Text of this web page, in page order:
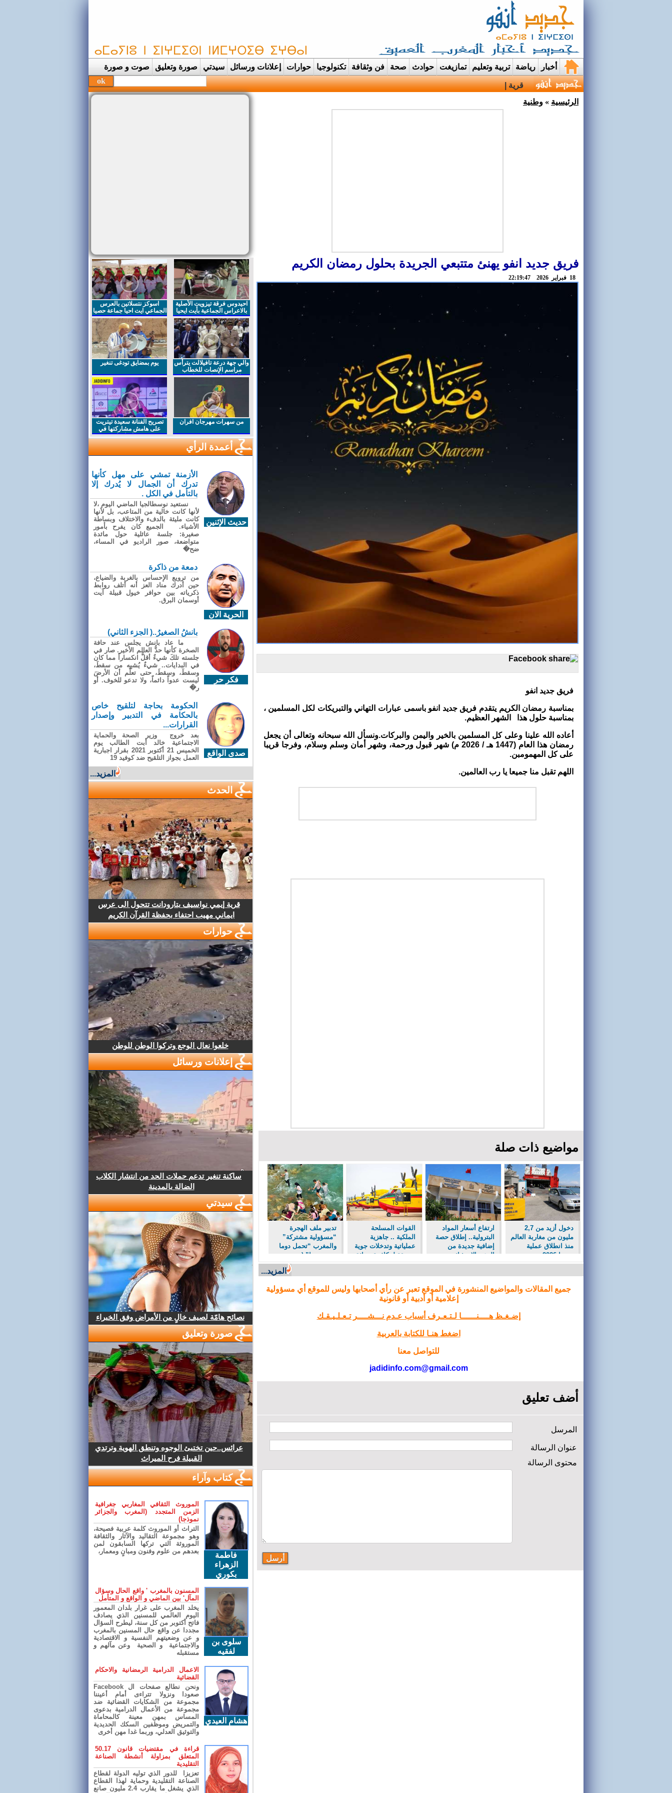
أخبار رياضة تربية وتعليم تمازيغت حوادث صحة فن وثقافة تكنولوجيا حوارات إعلانات ورسائل سيدتي صورة وتعليق صوت و صورة
قرية إيمي نواسيف بتارودانت تتحول الى عرس ايماني م |
الرئيسية » وطنية
فريق جديد انفو يهنئ متتبعي الجريدة بحلول رمضان الكريم
فريق جديد انفو
بمناسبة رمضان الكريم يتقدم فريق جديد انفو باسمى عبارات التهاني والتبريكات لكل المسلمين ،
بمناسبة حلول هذا الشهر العظيم.
أعاده الله علينا وعلى كل المسلمين بالخير واليمن والبركات.ونسأل الله سبحانه وتعالى أن يجعل
رمضان هذا العام (1447 هـ / 2026 م) شهر قبول ورحمة، وشهر أمان وسلم وسلام، وفرجا قريبا
على كل المهمومبن.
اللهم تقبل منا جميعا يا رب العالمين.
مواضيع ذات صلة
دخول أزيد من 2,7
مليون من مغاربة العالم
منذ انطلاق عملية
مرحبا 2026
ارتفاع أسعار المواد
البترولية.. إطلاق حصة
إضافية جديدة من
الدعم الاستثنائي
المباشر لمهنيي النقل
واللو�
القوات المسلحة
الملكية .. جاهزية
عملياتية وتدخلات جوية
منسقة لمكافحة حرائق
الغابات
تدبير ملف الهجرة
“مسؤولية مشتركة”
والمغرب “تحمل دوما
نصيبه منها” (مصدر
حكومي)
المزيد...
جميع المقالات والمواضيع المنشورة في الموقع تعبر عن رأي أصحابها وليس للموقع أي مسؤولية
إعلامية أو أدبية أو قانونية
إضـغـظ هــــنــــــا لـتـعـرف أسباب عـدم نـــشــــر تـعـلـيـقـك
اضغط هنـا للكتابة بالعربية
للتواصل معنا
jadidinfo.com@gmail.com
أضف تعليق
المرسل
عنوان الرسالة
محتوى الرسالة
احيدوس فرقة تيزويت الأصلية
بالاعراس الجماعية بأيت ايحيا
اسوكز نتسلاتين بالعرس
الجماعي ايت احيا جماعة حصيا
والي جهة درعة تافيلالت يترأس
مراسم الإنصات للخطاب
الملكي السامي بمناسبة
يوم بمضايق تودغى تنغير
من سهرات مهرجان افران
تصريح الفنانة سعيدة تيتريت
على هامش مشاركتها في
مهرجان افران
أعمدة الرأي
حديث الإثنين
الأزمنة تمشي على مهل كأنها
تدرك أن الجمال لا يُدرك إلا
بالتأمل في الكل .
نستعيد نوسطالجيا الماضي اليوم ،لا
لأنها كانت خالية من المتاعب، بل لأنها
كانت مليئة بالدفء والاختلاف وبساطة
الأشياء. الجميع كان يفرح بأمور
صغيرة: جلسة عائلية حول مائدة
متواضعة، صور الراديو في المساء،
ضح�
الحرية الان
دمعة من ذاكرة
من ترويع الإحساس بالغربة والضياع،
حين أدرك مناد العز أنه أتلف روابط
ذكرياته بين حوافر خيول قبيلة آيت
أوسمان البرق.
فكر حر
بانشُ الصغيرُ..( الجزء الثاني)
ما عاد بانش يجلس عند حافة
الصخرة كأنها حدُّ العالم الأخير. صار في
جلسته تلكَ شيءٌ أقلُّ انكساراً مما كان
في البدايات.. شيءٌ يُشبِه من سقطَ،
وسقطَ، وسقطَ، حتى تعلّم أن الأرضَ
ليست عدواً دائماً، ولا تدعو للخوف. أو
ر�
صدى الواقع
الحكومة بحاجة لتلقيح خاص
بالحكامة في التدبير وإصدار
القرارات...
بعد خروج وزير الصحة والحماية
الاجتماعية خالد أبت الطالب يوم
الخميس 21 أكتوبر 2021 بقرار اجبارية
العمل بجواز التلقيح ضد كوفيد 19
المزيد...
الحدث
قرية إيمي نواسيف بتارودانت تتحول الى عرس
ايماني مهيب احتفاء بحفظة القرآن الكريم
حوارات
خلعوا نعال الوجع وتركوا الوطن للوطن
إعلانات ورسائل
ساكنة تنغير تدعم حملات الحد من انتشار الكلاب
الضالة بالمدينة
سيدتي
نصائح هامّة لصيف خالٍ من الأمراض وفق الخبراء
صورة وتعليق
عرائس..حين تختبئ الوجوه وتنطق الهوية وترتدي
القبيلة فرح الميراث
كتاب وآراء
فاطمة
الزهراء
بكوري
الموروث الثقافي المغاربي جغرافية
الزمن المتجدد (المغرب والجزائر
نموذجا)
التراث أو الموروث كلمة عربية فصيحة،
وهو مجموعة التقاليد والآثار والثقافة
الموروثة التي تركها السابقون لمن
بعدهم من علوم وفنون ومبانٍ ومعمار،
سلوى بن
لفقيه
المسنون بالمغرب ' واقع الحال وسؤال
المآل' بين الماضي و الواقع و المتأمل
يخلد المغرب على غرار بلدان المعمور
اليوم العالمي للمسنين الذي يصادف
فاتح أكتوبر من كل سنة، ليطرح السؤال
مجددا عن واقع حال المسنين بالمغرب
و عن وضعيتهم النفسية و الاقتصادية
والاجتماعية و الصحية وعن مآلهم و
مستقبله
هشام العيدي
الاعمال الدرامية الرمضانية والاحكام
القضائية
ونحن نطالع صفحات ال Facebook
صعودا ونزولا تتراءى أمام أعيننا
مجموعة من الشكايات القضائية ضد
مجموعة من الأعمال الدرامية بدعوى
المساس بمهن معينة كالمحاماة
والتمريض وموظفين السكك الحديدية
والتوثيق العدلي، وربما غدا مهن أخرى
قراءة في مقتضيات قانون 50.17
المتعلق بمزاولة أنشطة الصناعة
التقليدية
تعزيزا للدور الذي توليه الدولة لقطاع
الصناعة التقليدية وحماية لهذا القطاع
الذي يشغل ما يقارب 2.4 مليون صانع